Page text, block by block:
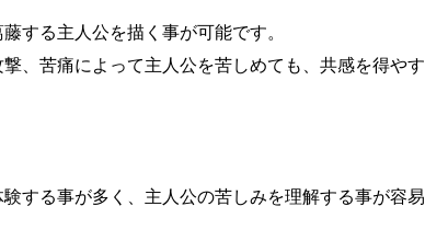
する主人公を描く事が可能です。
、苦痛によって主人公を苦しめても、共感を得やす
する事が多く、主人公の苦しみを理解する事が容易